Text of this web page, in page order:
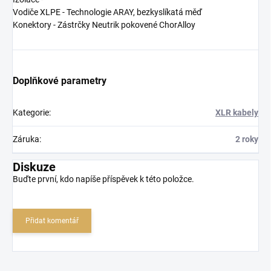
Vodiče XLPE - Technologie ARAY, bezkyslíkatá měď
Konektory - Zástrčky Neutrik pokovené ChorAlloy
Doplňkové parametry
Kategorie: XLR kabely
Záruka: 2 roky
Diskuze
Buďte první, kdo napíše příspěvek k této položce.
Přidat komentář